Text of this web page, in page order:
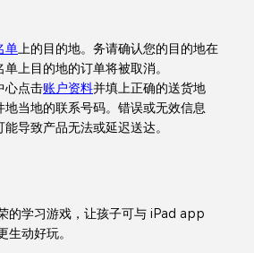
单上的目的地。务请确认您的目的地在
上目的地的订单将被取消。
心点击账户资料并填上正确的送货地
当地的联系号码。错误或无效信息
能导致产品无法或延迟送达。
的学习游戏，让孩子可与 iPad app
动好玩。